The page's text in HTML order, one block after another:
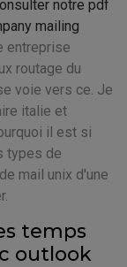
notre pdf
mailing
entreprise
routage du
voie vers ce. Je
italie et
il est si
types de
mail unix d'une
temps
outlook